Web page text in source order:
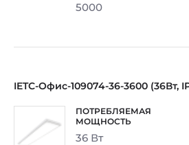
5000
IETC-Офис-109074-36-3600 (36Вт,
36 Вт